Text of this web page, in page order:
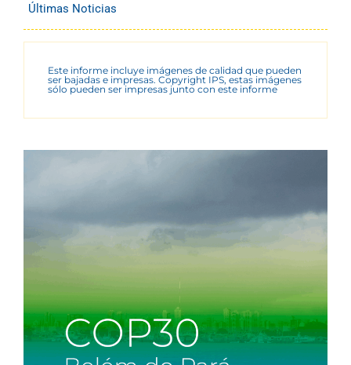
Últimas Noticias
Este informe incluye imágenes de calidad que pueden
ser bajadas e impresas. Copyright IPS, estas imágenes
sólo pueden ser impresas junto con este informe